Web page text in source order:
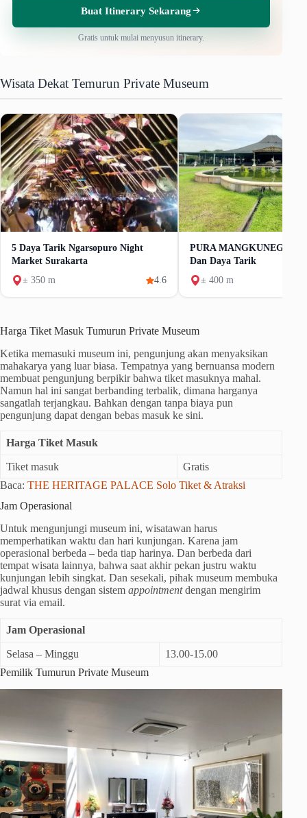
Buat Itinerary Sekarang
Gratis untuk mulai menyusun itinerary.
Wisata Dekat Temurun Private Museum
5 Daya Tarik Ngarsopuro Night
Market Surakarta
± 350 m
4.6
PURA
Dan Daya Tarik
± 400 m
Harga Tiket Masuk Tumurun Private Museum
Ketika memasuki museum ini, pengunjung akan menyaksikan
mahakarya yang luar biasa. Tempatnya yang bernuansa modern
membuat pengunjung berpikir bahwa tiket masuknya mahal.
Namun hal ini sangat berbanding terbalik, dimana harganya
sangatlah terjangkau. Bahkan dengan tanpa biaya pun
pengunjung dapat dengan bebas masuk ke sini.
Harga Tiket Masuk
Tiket masuk
Gratis
Baca: THE HERITAGE PALACE Solo Tiket & Atraksi
Jam Operasional
Untuk mengunjungi museum ini, wisatawan harus
memperhatikan waktu dan hari kunjungan. Karena jam
operasional berbeda – beda tiap harinya. Dan berbeda dari
tempat wisata lainnya, bahwa saat akhir pekan justru waktu
kunjungan lebih singkat. Dan sesekali, pihak museum membuka
jadwal khusus dengan sistem appointmentdengan mengirim
surat via email.
Jam Operasional
Selasa – Minggu
13.00-15.00
Pemilik Tumurun Private Museum